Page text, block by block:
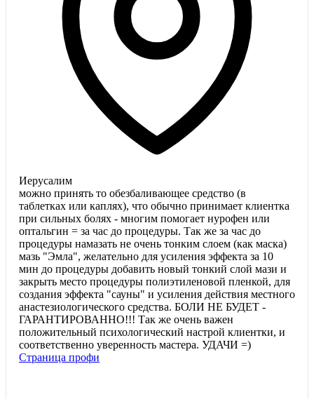
Иерусалим
можно принять то обезбаливающее средство (в
таблетках или каплях), что обычно принимает клиентка
при сильных болях - многим помогает нурофен или
оптальгин = за час до процедуры. Так же за час до
процедуры намазать не очень тонким слоем (как маска)
мазь "Эмла", желательно для усиления эффекта за 10
мин до процедуры добавить новый тонкий слой мази и
закрыть место процедуры полиэтиленовой пленкой, для
создания эффекта "сауны" и усиления действия местного
анастезиологического средства. БОЛИ НЕ БУДЕТ -
ГАРАНТИРОВАННО!!! Так же очень важен
положительный психологический настрой клиентки, и
соответственно уверенность мастера. УДАЧИ =)
Страница профи